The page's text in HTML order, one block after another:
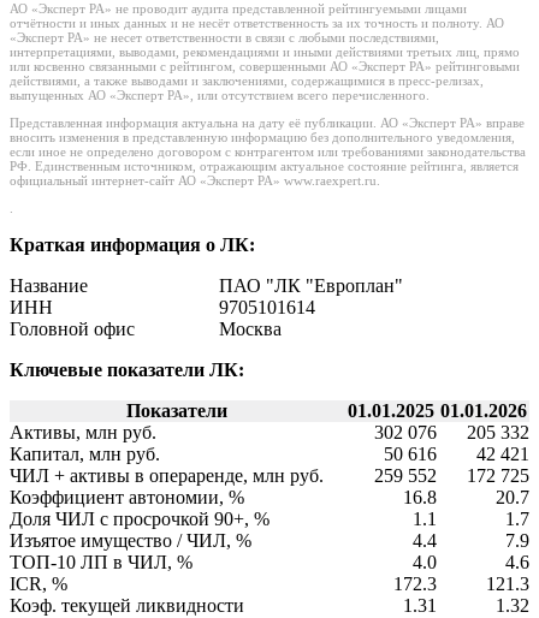
АО «Эксперт РА» не проводит аудита представленной рейтингуемыми лицами
отчётности и иных данных и не несёт ответственность за их точность и полноту. АО
«Эксперт РА» не несет ответственности в связи с любыми последствиями,
интерпретациями, выводами, рекомендациями и иными действиями третьих лиц, прямо
или косвенно связанными с рейтингом, совершенными АО «Эксперт РА» рейтинговыми
действиями, а также выводами и заключениями, содержащимися в пресс-релизах,
выпущенных АО «Эксперт РА», или отсутствием всего перечисленного.
Представленная информация актуальна на дату её публикации. АО «Эксперт РА» вправе
вносить изменения в представленную информацию без дополнительного уведомления,
если иное не определено договором с контрагентом или требованиями законодательства
РФ. Единственным источником, отражающим актуальное состояние рейтинга, является
официальный интернет-сайт АО «Эксперт РА» www.raexpert.ru.
Краткая информация о ЛК:
Название
ПАО "ЛК "Европлан"
ИНН
9705101614
Головной офис
Москва
Ключевые показатели ЛК:
Показатели
01.01.2025 01.01.2026
Активы, млн руб.
302 076
205 332
Капитал, млн руб.
50 616
42 421
ЧИЛ + активы в операренде, млн руб.
259 552
172 725
Коэффициент автономии, %
16.8
20.7
Доля ЧИЛ с просрочкой 90+, %
1.1
1.7
Изъятое имущество / ЧИЛ, %
4.4
7.9
ТОП-10 ЛП в ЧИЛ, %
4.0
4.6
ICR, %
172.3
121.3
Коэф. текущей ликвидности
1.31
1.32